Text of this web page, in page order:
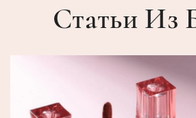
Статьи Из